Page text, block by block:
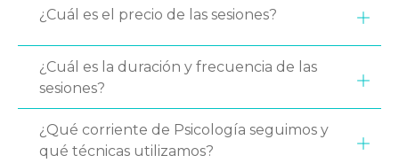
¿Cuál es el precio de las sesiones?
¿Cuál es la duración y frecuencia de las
sesiones?
¿Qué corriente de Psicología seguimos y
qué técnicas utilizamos?